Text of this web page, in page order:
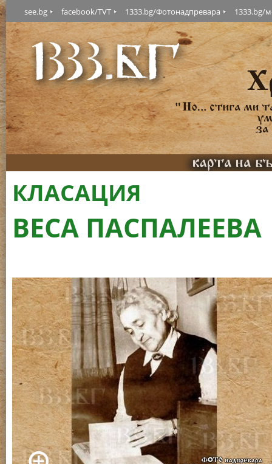
see.bg facebook/TVT 1333.bg/Фотонадпревара 1333.bg/
КЛАСАЦИЯ
ВЕСА ПАСПАЛЕЕВА